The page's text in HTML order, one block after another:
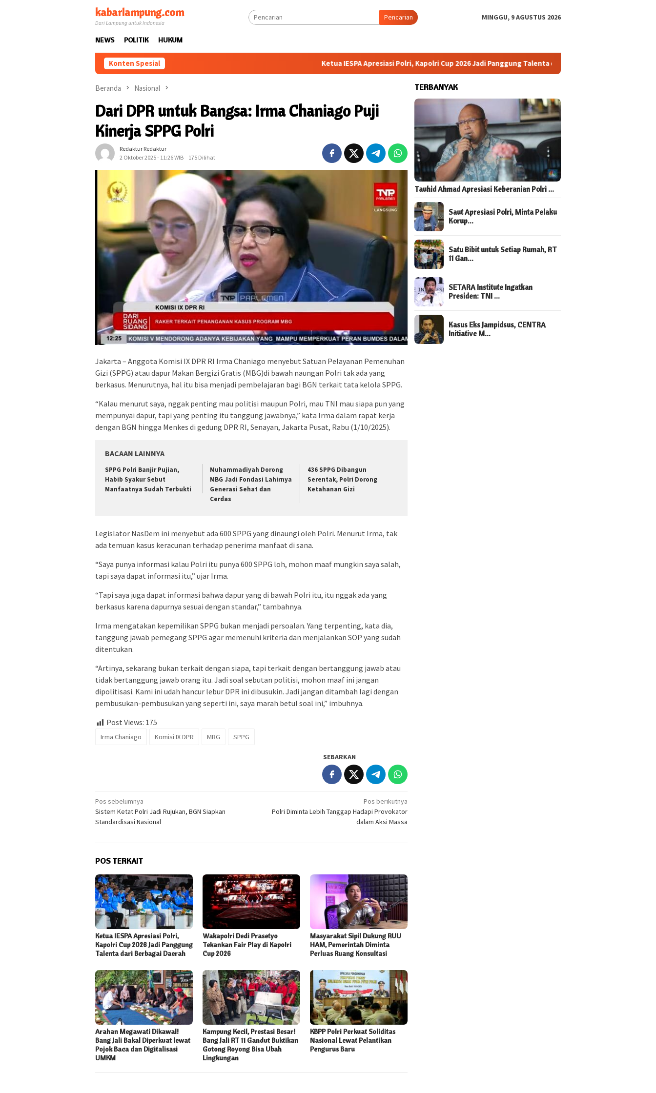
kabarlampung.com
Dari Lampung untuk Indonesia
Pencarian MINGGU, 9 AGUSTUS 2026
NEWS POLITIK HUKUM
Konten Spesial Ketua IESPA Apresiasi Polri, Kapolri Cup 2026 Jadi Panggung Talenta dari Berbagai Daerah
Beranda Nasional
Dari DPR untuk Bangsa: Irma Chaniago Puji
Kinerja SPPG Polri
Redaktur Redaktur
2 Oktober 2025 - 11:26 WIB
175 Dilihat
Jakarta – Anggota Komisi IX DPR RI Irma Chaniago menyebut Satuan Pelayanan Pemenuhan
Gizi (SPPG) atau dapur Makan Bergizi Gratis (MBG)di bawah naungan Polri tak ada yang
berkasus. Menurutnya, hal itu bisa menjadi pembelajaran bagi BGN terkait tata kelola SPPG.
“Kalau menurut saya, nggak penting mau politisi maupun Polri, mau TNI mau siapa pun yang
mempunyai dapur, tapi yang penting itu tanggung jawabnya,” kata Irma dalam rapat kerja
dengan BGN hingga Menkes di gedung DPR RI, Senayan, Jakarta Pusat, Rabu (1/10/2025).
BACAAN LAINNYA
SPPG Polri Banjir Pujian,
Habib Syakur Sebut
Manfaatnya Sudah Terbukti
Muhammadiyah Dorong
MBG Jadi Fondasi Lahirnya
Generasi Sehat dan
Cerdas
436 SPPG Dibangun
Serentak, Polri Dorong
Ketahanan Gizi
Legislator NasDem ini menyebut ada 600 SPPG yang dinaungi oleh Polri. Menurut Irma, tak
ada temuan kasus keracunan terhadap penerima manfaat di sana.
“Saya punya informasi kalau Polri itu punya 600 SPPG loh, mohon maaf mungkin saya salah,
tapi saya dapat informasi itu,” ujar Irma.
“Tapi saya juga dapat informasi bahwa dapur yang di bawah Polri itu, itu nggak ada yang
berkasus karena dapurnya sesuai dengan standar,” tambahnya.
Irma mengatakan kepemilikan SPPG bukan menjadi persoalan. Yang terpenting, kata dia,
tanggung jawab pemegang SPPG agar memenuhi kriteria dan menjalankan SOP yang sudah
ditentukan.
“Artinya, sekarang bukan terkait dengan siapa, tapi terkait dengan bertanggung jawab atau
tidak bertanggung jawab orang itu. Jadi soal sebutan politisi, mohon maaf ini jangan
dipolitisasi. Kami ini udah hancur lebur DPR ini dibusukin. Jadi jangan ditambah lagi dengan
pembusukan-pembusukan yang seperti ini, saya marah betul soal ini,” imbuhnya.
Post Views: 175
Irma Chaniago Komisi IX DPR MBG SPPG
SEBARKAN
Navigasi
pos
Pos sebelumnya
Sistem Ketat Polri Jadi Rujukan, BGN Siapkan
Standardisasi Nasional
Pos berikutnya
Polri Diminta Lebih Tanggap Hadapi Provokator
dalam Aksi Massa
POS TERKAIT
Ketua IESPA Apresiasi Polri,
Kapolri Cup 2026 Jadi Panggung
Talenta dari Berbagai Daerah
Wakapolri Dedi Prasetyo
Tekankan Fair Play di Kapolri
Cup 2026
Masyarakat Sipil Dukung RUU
HAM, Pemerintah Diminta
Perluas Ruang Konsultasi
Arahan Megawati Dikawal!
Bang Jali Bakal Diperkuat lewat
Pojok Baca dan Digitalisasi
UMKM
Kampung Kecil, Prestasi Besar!
Bang Jali RT 11 Gandut Buktikan
Gotong Royong Bisa Ubah
Lingkungan
KBPP Polri Perkuat Soliditas
Nasional Lewat Pelantikan
Pengurus Baru
TERBANYAK
Tauhid Ahmad Apresiasi Keberanian Polri …
Saut Apresiasi Polri, Minta Pelaku
Korup…
Satu Bibit untuk Setiap Rumah, RT
11 Gan…
SETARA Institute Ingatkan
Presiden: TNI …
Kasus Eks Jampidsus, CENTRA
Initiative M…